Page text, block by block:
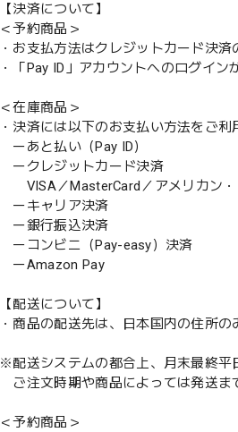
【決済について】
＜予約商品＞
・お支払方法はクレジットカード決済
・「Pay ID」アカウントへのログイン
＜在庫商品＞
・決済には以下のお支払い方法をご利
ーあと払い（Pay ID）
ークレジットカード決済
VISA／MasterCard／アメリカン・
ーキャリア決済
ー銀行振込決済
ーコンビニ（Pay-easy）決済
ーAmazon Pay
【配送について】
・商品の配送先は、日本国内の住所の
※配送システムの都合上、月末最終平
ご注文時期や商品によっては発送ま
＜予約商品＞